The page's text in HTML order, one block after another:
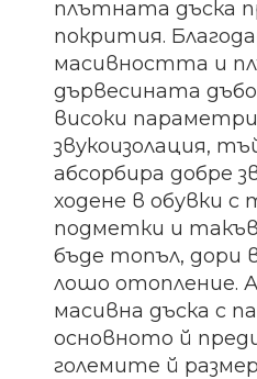
плътната дъска
покрития.
масивността и
дървесината
високи
звукоизолация,
абсорбира добре
ходене в обувки с
подметки и
бъде топъл, дори
лошо отопление.
масивна дъска с
основното й
големите й